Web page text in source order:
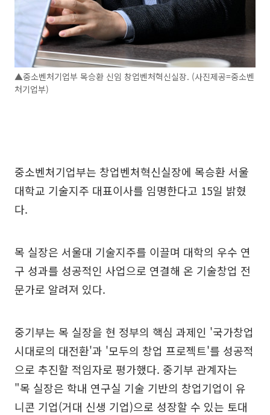
▲중소벤처기업부 목승환 신임 창업벤처혁신실장. (사진제공=중소벤
처기업부)
중소벤처기업부는 창업벤처혁신실장에 목승환 서울
대학교 기술지주 대표이사를 임명한다고 15일 밝혔
다.
목 실장은 서울대 기술지주를 이끌며 대학의 우수 연
구 성과를 성공적인 사업으로 연결해 온 기술창업 전
문가로 알려져 있다.
중기부는 목 실장을 현 정부의 핵심 과제인 '국가창업
시대로의 대전환'과 '모두의 창업 프로젝트'를 성공적
으로 추진할 적임자로 평가했다. 중기부 관계자는
"목 실장은 학내 연구실 기술 기반의 창업기업이 유
니콘 기업(거대 신생 기업)으로 성장할 수 있는 토대